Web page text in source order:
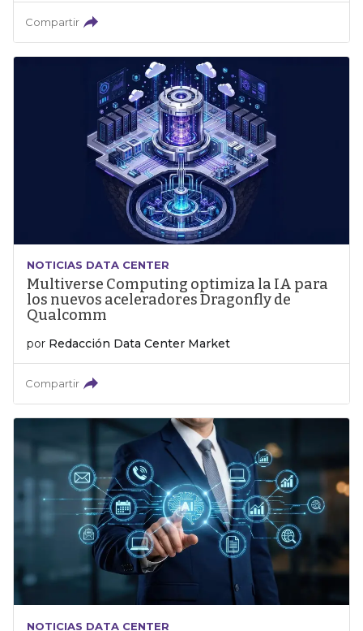
Compartir
NOTICIAS DATA CENTER
Multiverse Computing optimiza la IA para
los nuevos aceleradores Dragonfly de
Qualcomm
por Redacción Data Center Market
Compartir
NOTICIAS DATA CENTER